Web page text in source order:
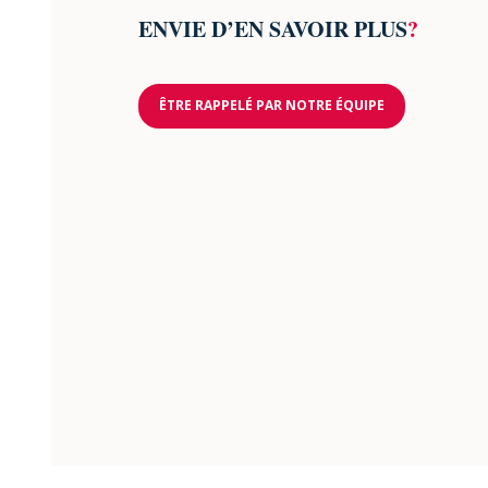
ENVIE D’EN SAVOIR PLUS?
ÊTRE RAPPELÉ PAR NOTRE ÉQUIPE